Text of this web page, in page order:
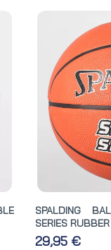
SPALDING
SERIES
29,95 €